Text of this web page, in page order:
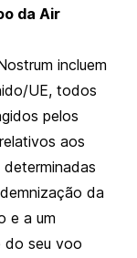
da Air
incluem
UE, todos
pelos
aos
da
e a um
do seu voo